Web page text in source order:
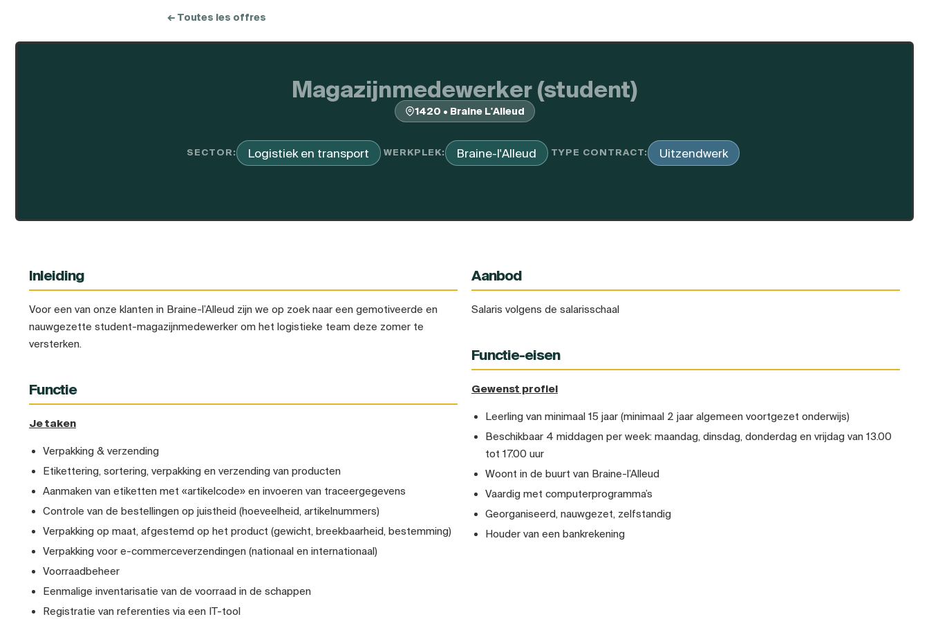
← Toutes les offres
Magazijnmedewerker (student)
1420 • Braine L'Alleud
SECTOR: Logistiek en transport WERKPLEK: Braine-l'Alleud TYPE CONTRACT: Uitzendwerk
Inleiding
Voor een van onze klanten in Braine-l’Alleud zijn we op zoek naar een gemotiveerde en
nauwgezette student-magazijnmedewerker om het logistieke team deze zomer te
versterken.
Functie
Je taken
Verpakking & verzending
Etikettering, sortering, verpakking en verzending van producten
Aanmaken van etiketten met «artikelcode» en invoeren van traceergegevens
Controle van de bestellingen op juistheid (hoeveelheid, artikelnummers)
Verpakking op maat, afgestemd op het product (gewicht, breekbaarheid, bestemming)
Verpakking voor e-commerceverzendingen (nationaal en internationaal)
Voorraadbeheer
Eenmalige inventarisatie van de voorraad in de schappen
Registratie van referenties via een IT-tool
Aanbod
Salaris volgens de salarisschaal
Functie-eisen
Gewenst profiel
Leerling van minimaal 15 jaar (minimaal 2 jaar algemeen voortgezet onderwijs)
Beschikbaar 4 middagen per week: maandag, dinsdag, donderdag en vrijdag van 13.00
tot 17.00 uur
Woont in de buurt van Braine-l’Alleud
Vaardig met computerprogramma’s
Georganiseerd, nauwgezet, zelfstandig
Houder van een bankrekening